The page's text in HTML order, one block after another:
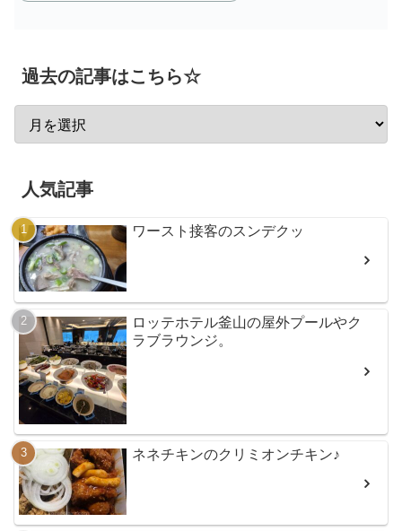
過去の記事はこちら☆
人気記事
ワースト接客のスンデクッ
ロッテホテル釜山の屋外プールやク
ラブラウンジ。
ネネチキンのクリミオンチキン♪